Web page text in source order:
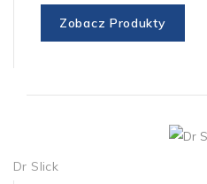
Zobacz Produkty
Dr Slick